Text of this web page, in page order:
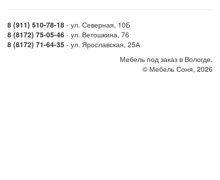
8 (911) 510-78-18 - ул. Северная, 10Б
8 (8172) 75-05-46 - ул. Ветошкина, 76
8 (8172) 71-64-35 - ул. Ярославская, 25А
Мебель под заказ в Вологде.
© Мебель Соня, 2026